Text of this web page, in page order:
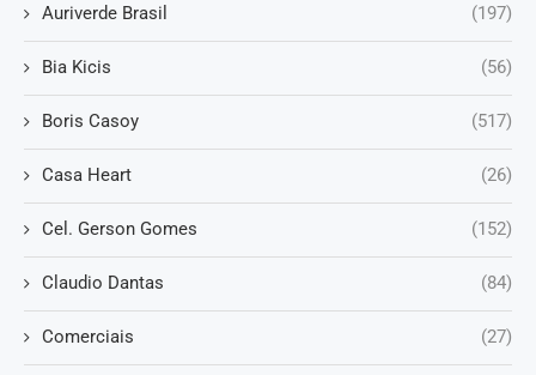
Auriverde Brasil (197)
Bia Kicis (56)
Boris Casoy (517)
Casa Heart (26)
Cel. Gerson Gomes (152)
Claudio Dantas (84)
Comerciais (27)